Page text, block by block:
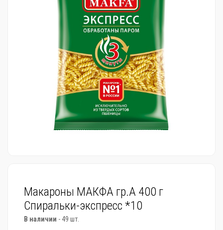
Макароны МАКФА гр.А 400 г
Спиральки-экспресс *10
В наличии - 49 шт.